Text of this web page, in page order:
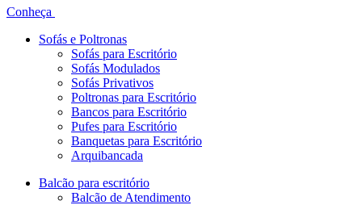
Conheça
Sofás e Poltronas
Sofás para Escritório
Sofás Modulados
Sofás Privativos
Poltronas para Escritório
Bancos para Escritório
Pufes para Escritório
Banquetas para Escritório
Arquibancada
Balcão para escritório
Balcão de Atendimento